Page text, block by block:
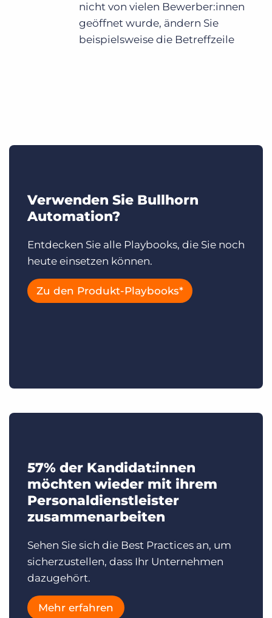
nicht von vielen Bewerber:innen
geöffnet wurde, ändern Sie
beispielsweise die Betreffzeile
Verwenden Sie Bullhorn
Automation?
Entdecken Sie alle Playbooks, die Sie noch
heute einsetzen können.
Zu den Produkt-Playbooks*
57% der Kandidat:innen
möchten wieder mit ihrem
Personaldienstleister
zusammenarbeiten
Sehen Sie sich die Best Practices an, um
sicherzustellen, dass Ihr Unternehmen
dazugehört.
Mehr erfahren